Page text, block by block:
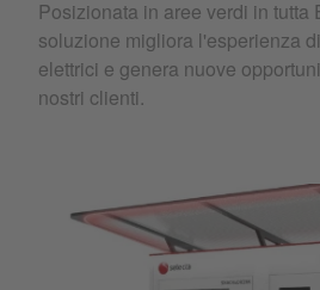
Posizionata in aree verdi in tutta
soluzione migliora l'esperienza
elettrici e genera nuove
nostri clienti.